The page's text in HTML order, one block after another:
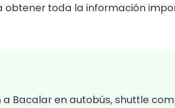
obtener toda la información
a Bacalar en autobús, shuttle